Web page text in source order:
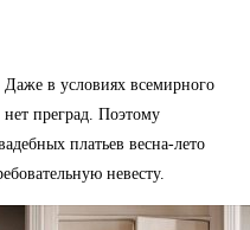
Даже в условиях всемирного
преград. Поэтому
платьев весна-лето
невесту.